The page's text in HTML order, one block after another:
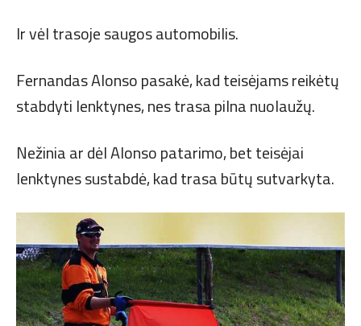
Ir vėl trasoje saugos automobilis.
Fernandas Alonso pasakė, kad teisėjams reikėtų
stabdyti lenktynes, nes trasa pilna nuolaužų.
Nežinia ar dėl Alonso patarimo, bet teisėjai
lenktynes sustabdė, kad trasa būtų sutvarkyta.